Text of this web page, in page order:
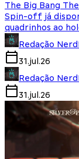
The Big Bang
Spin-off já
quadrinhos ao
Redação
31.jul.26
Redação
31.jul.26